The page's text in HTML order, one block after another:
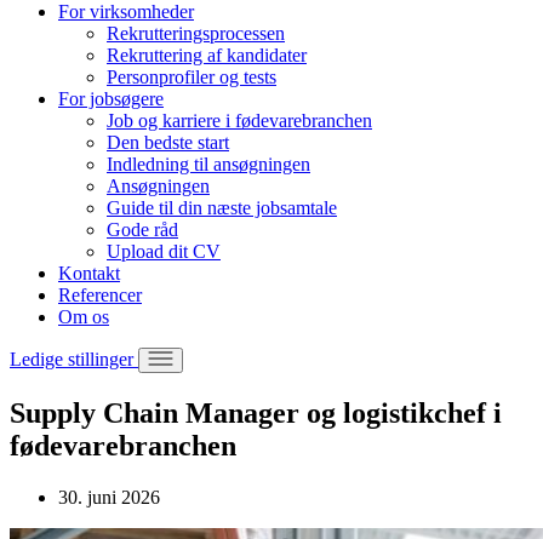
For virksomheder
Rekrutteringsprocessen
Rekruttering af kandidater
Personprofiler og tests
For jobsøgere
Job og karriere i fødevarebranchen
Den bedste start
Indledning til ansøgningen
Ansøgningen
Guide til din næste jobsamtale
Gode råd
Upload dit CV
Kontakt
Referencer
Om os
Ledige stillinger
Supply Chain Manager og logistikchef i
fødevarebranchen
30. juni 2026